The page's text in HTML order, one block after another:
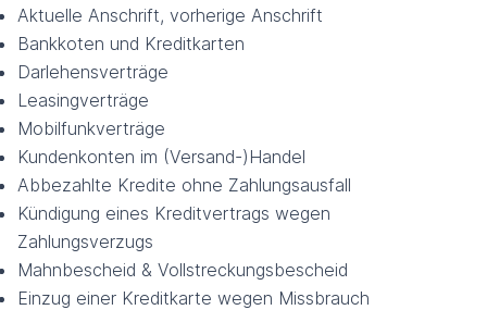
Aktuelle Anschrift, vorherige Anschrift
Bankkoten und Kreditkarten
Darlehensverträge
Leasingverträge
Mobilfunkverträge
Kundenkonten im (Versand-)Handel
Abbezahlte Kredite ohne Zahlungsausfall
Kündigung eines Kreditvertrags wegen
Zahlungsverzugs
Mahnbescheid & Vollstreckungsbescheid
Einzug einer Kreditkarte wegen Missbrauch